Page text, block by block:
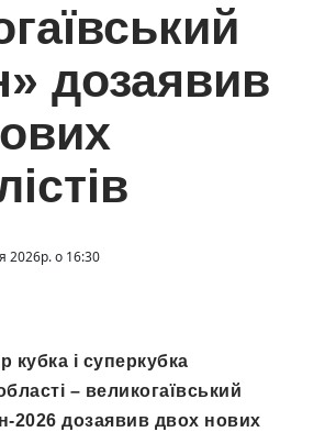
дозаявив
2026р. о 16:30
кубка і суперкубка
– великогаївський
2026 дозаявив двох нових